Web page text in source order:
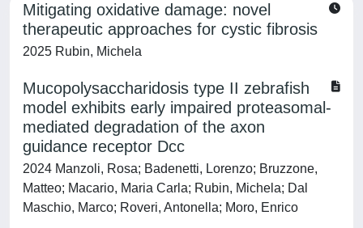
Mitigating oxidative damage: novel
therapeutic approaches for cystic fibrosis
2025 Rubin, Michela
Mucopolysaccharidosis type II zebrafish
model exhibits early impaired proteasomal-
mediated degradation of the axon
guidance receptor Dcc
2024 Manzoli, Rosa; Badenetti, Lorenzo; Bruzzone,
Matteo; Macario, Maria Carla; Rubin, Michela; Dal
Maschio, Marco; Roveri, Antonella; Moro, Enrico